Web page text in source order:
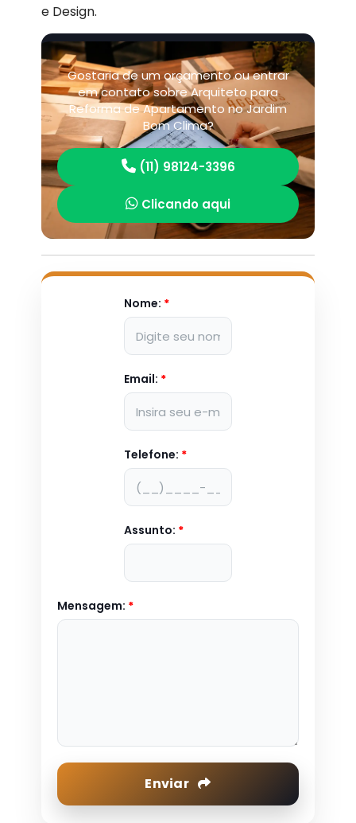
e Design.
Gostaria de um orçamento ou entrar
em contato sobre Arquiteto para
Reforma de Apartamento no Jardim
Bom Clima?
(11) 98124-3396
Clicando aqui
Nome: *
Email: *
Telefone: *
Assunto: *
Mensagem: *
Enviar